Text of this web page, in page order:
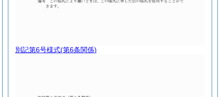
別記第6号様式(第6条関係)